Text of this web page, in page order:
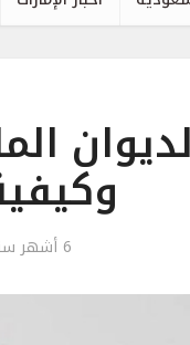
6 أشهر سنين